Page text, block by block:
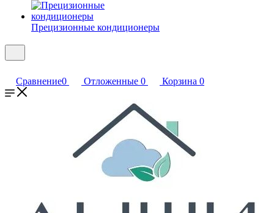
Прецизионные кондиционеры
Сравнение0 Отложенные 0 Корзина 0